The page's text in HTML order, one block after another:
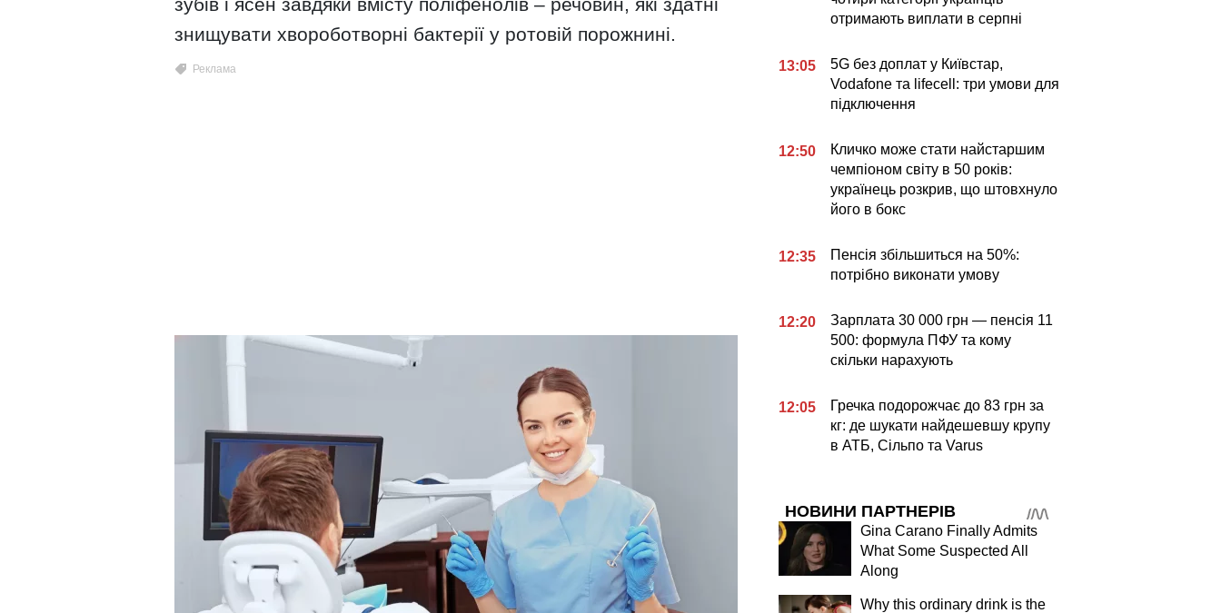
знищувати хвороботворні бактерії у ротовій порожнині.
отримають виплати в серпні
13:05
5G без доплат у Київстар,
Vodafone та lifecell: три умови для
підключення
12:50
Кличко може стати найстаршим
чемпіоном світу в 50 років:
українець розкрив, що штовхнуло
його в бокс
12:35
Пенсія збільшиться на 50%:
потрібно виконати умову
12:20
Зарплата 30 000 грн — пенсія 11
500: формула ПФУ та кому
скільки нарахують
12:05
Гречка подорожчає до 83 грн за
кг: де шукати найдешевшу крупу
в АТБ, Сільпо та Varus
НОВИНИ ПАРТНЕРІВ
Gina Carano Finally Admits
What Some Suspected All
Along
Why this ordinary drink is the